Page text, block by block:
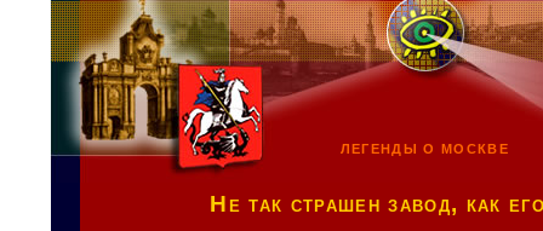
ЛЕГЕНДЫ О МОСКВЕ
Не так страшен завод, как